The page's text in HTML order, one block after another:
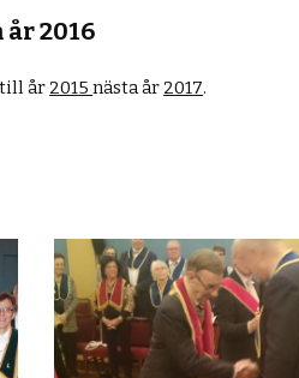
2016
år 2015nästa år 2017.